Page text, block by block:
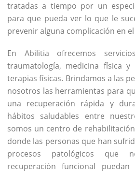
tratadas a tiempo por un
para que pueda ver lo que le
prevenir alguna complicación en
En Abilitia ofrecemos
traumatología, medicina física
terapias físicas. Brindamos a las
nosotros las herramientas para
una recuperación rápida y
hábitos saludables entre
somos un centro de
donde las personas que han
procesos patológicos que
recuperación funcional